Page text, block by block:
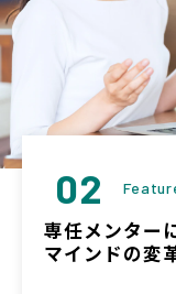
02
専任メンター
マインドの変